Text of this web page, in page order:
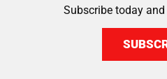
Subscribe today